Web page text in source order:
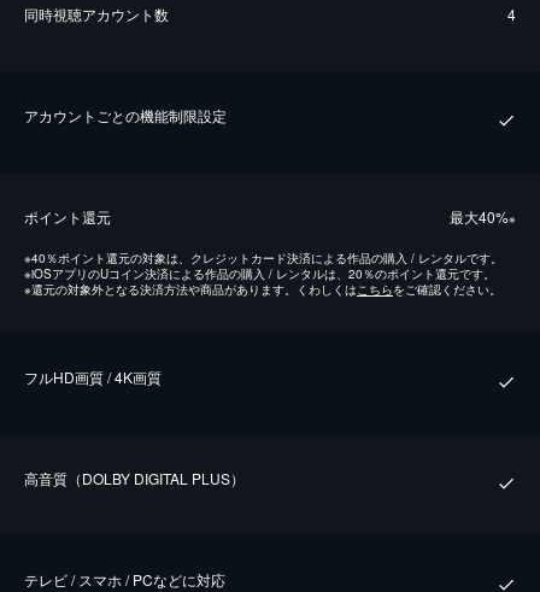
同時視聴アカウント数 4
アカウントごとの機能制限設定
ポイント還元 最⼤40%※
※40％ポイント還元の対象は、クレジットカード決済による作品の購入 / レンタルです。
※iOSアプリのUコイン決済による作品の購入 / レンタルは、20％のポイント還元です。
※還元の対象外となる決済方法や商品があります。くわしくはこちらをご確認ください。
フルHD画質 / 4K画質
⾼⾳質（DOLBY DIGITAL PLUS）
テレビ / スマホ / PCなどに対応